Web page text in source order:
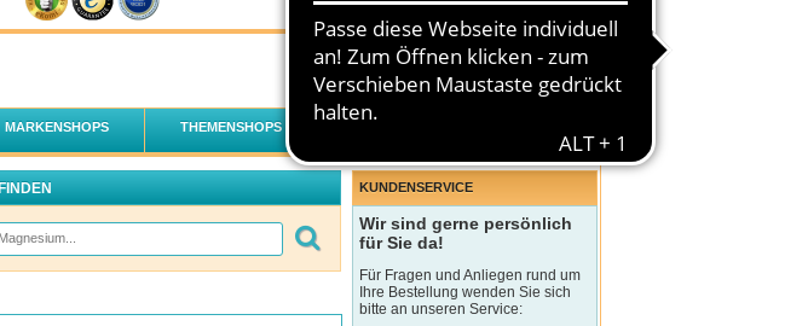
Neuanmeldung Anmelden
0 Artikel 0,00 €
MARKENSHOPS THEMENSHOPS
KUNDENSERVICE
Wir sind gerne persönlich
für Sie da!
Für Fragen und Anliegen rund um
Ihre Bestellung wenden Sie sich
bitte an unseren Service: